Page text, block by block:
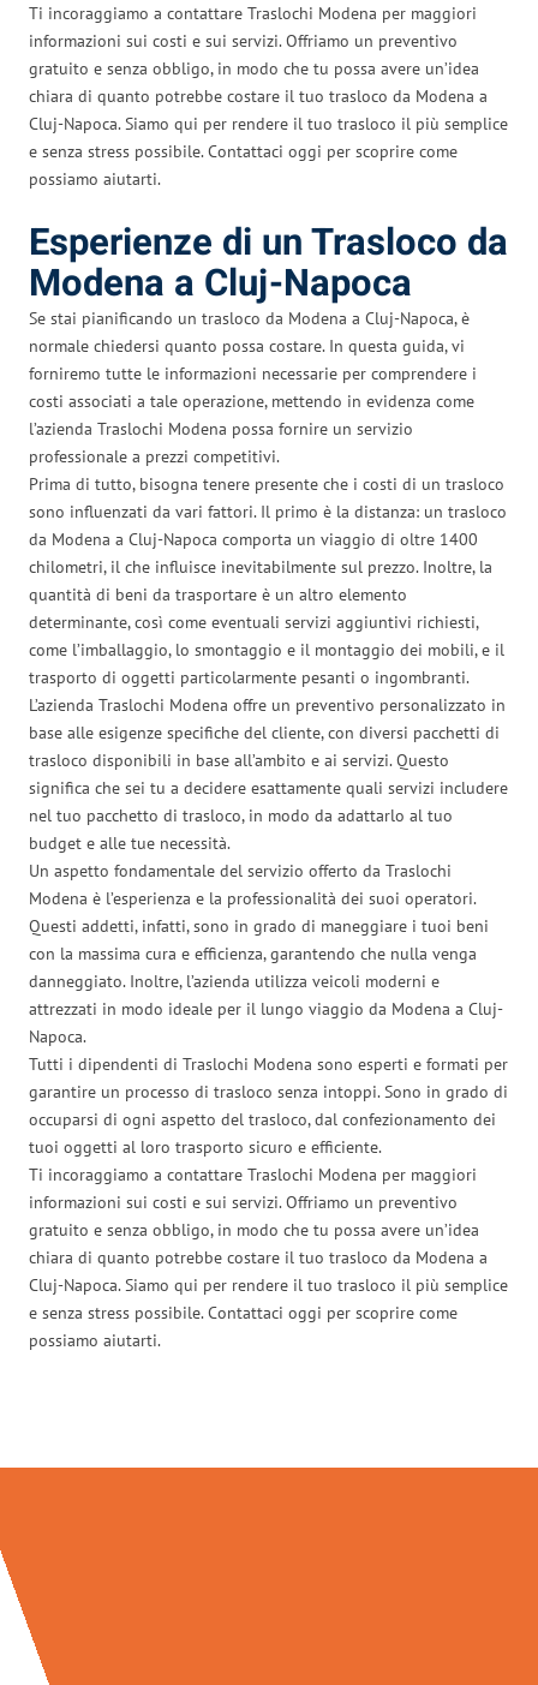
Ti incoraggiamo a contattare Traslochi Modena per maggiori
informazioni sui costi e sui servizi. Offriamo un preventivo
gratuito e senza obbligo, in modo che tu possa avere un’idea
chiara di quanto potrebbe costare il tuo trasloco da Modena a
Cluj-Napoca. Siamo qui per rendere il tuo trasloco il più semplice
e senza stress possibile. Contattaci oggi per scoprire come
possiamo aiutarti.
Esperienze di un Trasloco da
Modena a Cluj-Napoca
Se stai pianificando un trasloco da Modena a Cluj-Napoca, è
normale chiedersi quanto possa costare. In questa guida, vi
forniremo tutte le informazioni necessarie per comprendere i
costi associati a tale operazione, mettendo in evidenza come
l’azienda Traslochi Modena possa fornire un servizio
professionale a prezzi competitivi.
Prima di tutto, bisogna tenere presente che i costi di un trasloco
sono influenzati da vari fattori. Il primo è la distanza: un trasloco
da Modena a Cluj-Napoca comporta un viaggio di oltre 1400
chilometri, il che influisce inevitabilmente sul prezzo. Inoltre, la
quantità di beni da trasportare è un altro elemento
determinante, così come eventuali servizi aggiuntivi richiesti,
come l’imballaggio, lo smontaggio e il montaggio dei mobili, e il
trasporto di oggetti particolarmente pesanti o ingombranti.
L’azienda Traslochi Modena offre un preventivo personalizzato in
base alle esigenze specifiche del cliente, con diversi pacchetti di
trasloco disponibili in base all’ambito e ai servizi. Questo
significa che sei tu a decidere esattamente quali servizi includere
nel tuo pacchetto di trasloco, in modo da adattarlo al tuo
budget e alle tue necessità.
Un aspetto fondamentale del servizio offerto da Traslochi
Modena è l’esperienza e la professionalità dei suoi operatori.
Questi addetti, infatti, sono in grado di maneggiare i tuoi beni
con la massima cura e efficienza, garantendo che nulla venga
danneggiato. Inoltre, l’azienda utilizza veicoli moderni e
attrezzati in modo ideale per il lungo viaggio da Modena a Cluj-
Napoca.
Tutti i dipendenti di Traslochi Modena sono esperti e formati per
garantire un processo di trasloco senza intoppi. Sono in grado di
occuparsi di ogni aspetto del trasloco, dal confezionamento dei
tuoi oggetti al loro trasporto sicuro e efficiente.
Ti incoraggiamo a contattare Traslochi Modena per maggiori
informazioni sui costi e sui servizi. Offriamo un preventivo
gratuito e senza obbligo, in modo che tu possa avere un’idea
chiara di quanto potrebbe costare il tuo trasloco da Modena a
Cluj-Napoca. Siamo qui per rendere il tuo trasloco il più semplice
e senza stress possibile. Contattaci oggi per scoprire come
possiamo aiutarti.